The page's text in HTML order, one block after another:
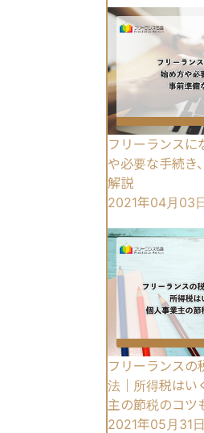
フリーランスに
や必要な手続き
解説
2021年04月03
フリーランスの
法｜所得税はい
主の節税のコツ
2021年05月31日